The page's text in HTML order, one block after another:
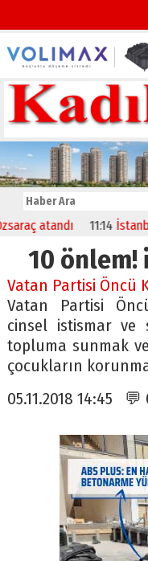
atandı 11:14
10
Vatan Partisi Öncü
Vatan Partisi
cinsel istismar ve
topluma sunmak
çocukların
05.11.2018 14:45